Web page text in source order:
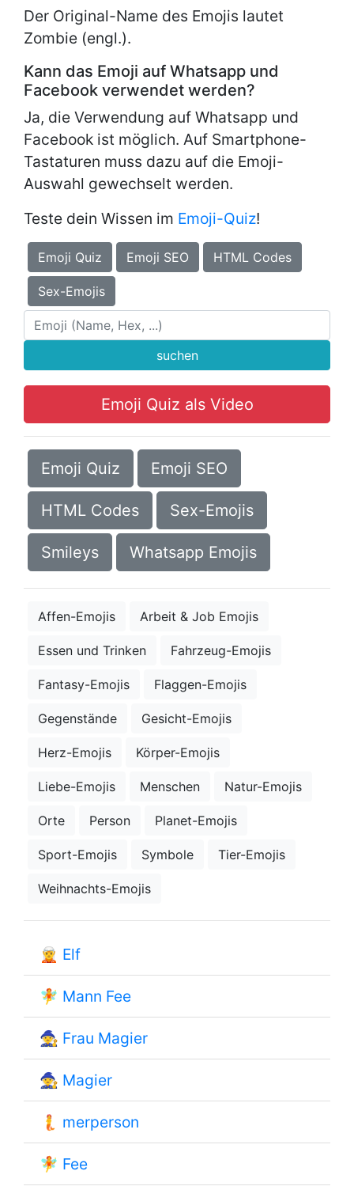
Der Original-Name des Emojis lautet
Zombie (engl.).
Kann das Emoji auf Whatsapp und
Facebook verwendet werden?
Ja, die Verwendung auf Whatsapp und
Facebook ist möglich. Auf Smartphone-
Tastaturen muss dazu auf die Emoji-
Auswahl gewechselt werden.
Teste dein Wissen im Emoji-Quiz!
Emoji Quiz Emoji SEO HTML Codes
Sex-Emojis
suchen
Emoji Quiz als Video
Emoji Quiz Emoji SEO
HTML Codes Sex-Emojis
Smileys Whatsapp Emojis
Affen-Emojis Arbeit & Job Emojis
Essen und Trinken Fahrzeug-Emojis
Fantasy-Emojis Flaggen-Emojis
Gegenstände Gesicht-Emojis
Herz-Emojis Körper-Emojis
Liebe-Emojis Menschen Natur-Emojis
Orte Person Planet-Emojis
Sport-Emojis Symbole Tier-Emojis
Weihnachts-Emojis
🧝 Elf
🧚 Mann Fee
🧙 Frau Magier
🧙 Magier
🧜 merperson
🧚 Fee